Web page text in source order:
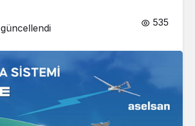
güncellendi 535